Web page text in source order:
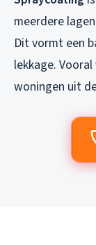
meerdere
Dit vormt een
lekkage.
woningen uit